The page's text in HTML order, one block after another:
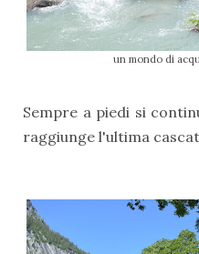
un mondo di
Sempre a piedi si
raggiunge l'ultima